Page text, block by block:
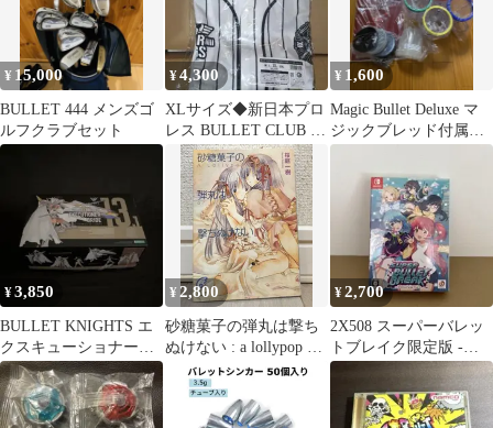
¥ 15,000
BULLET 444 メンズゴ
ルフクラブセット
¥4,300
XLサイズ◆新日本プロ
レス BULLET CLUB ベ
ースボールシャツ
¥ 1,600
Magic Bullet Deluxe マ
ジックブレッド付属品
セット
¥3,850
BULLET KNIGHTS エ
クスキューショナー
BRIDE【未組立】
¥ 2,800
砂糖菓子の弾丸は撃ち
ぬけない : a lollypop or
a bullet
¥2,700
2X508 スーパーバレッ
トブレイク限定版 -
Switch 未開封